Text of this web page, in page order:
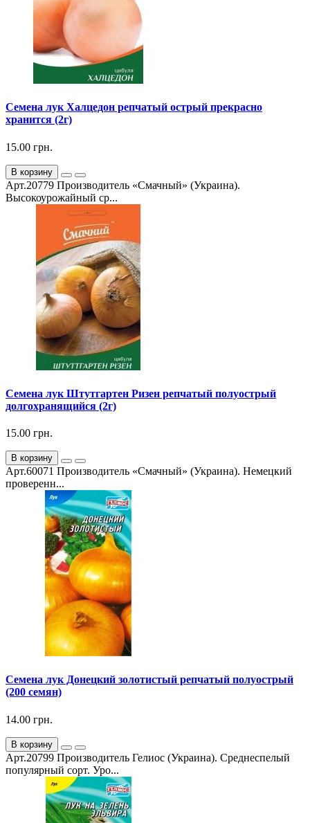
Семена лук Халцедон репчатый острый прекрасно
хранится (2г)
15.00 грн.
В корзину
Арт.20779 Производитель «Смачный» (Украина).
Высокоурожайный ср...
Семена лук Штутгартен Ризен репчатый полуострый
долгохранящийся (2г)
15.00 грн.
В корзину
Арт.60071 Производитель «Смачный» (Украина). Немецкий
проверенн...
Семена лук Донецкий золотистый репчатый полуострый
(200 семян)
14.00 грн.
В корзину
Арт.20799 Производитель Гелиос (Украина). Среднеспелый
популярный сорт. Уро...